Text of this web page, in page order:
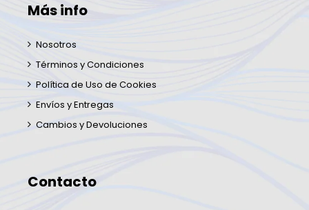
Más info
Nosotros
Términos y Condiciones
Política de Uso de Cookies
Envíos y Entregas
Cambios y Devoluciones
Contacto